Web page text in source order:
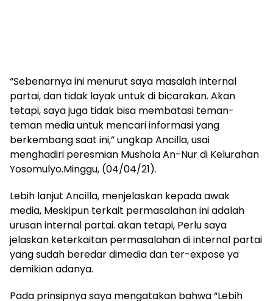
“Sebenarnya ini menurut saya masalah internal
partai, dan tidak layak untuk di bicarakan. Akan
tetapi, saya juga tidak bisa membatasi teman-
teman media untuk mencari informasi yang
berkembang saat ini,” ungkap Ancilla, usai
menghadiri peresmian Mushola An-Nur di Kelurahan
Yosomulyo.Minggu, (04/04/21).
Lebih lanjut Ancilla, menjelaskan kepada awak
media, Meskipun terkait permasalahan ini adalah
urusan internal partai. akan tetapi, Perlu saya
jelaskan keterkaitan permasalahan di internal partai
yang sudah beredar dimedia dan ter-expose ya
demikian adanya.
Pada prinsipnya saya mengatakan bahwa “Lebih